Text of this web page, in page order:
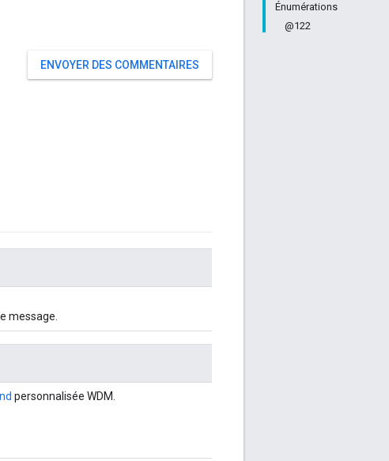
Énumérations
@122
ENVOYER DES COMMENTAIRES
message.
personnalisée WDM.